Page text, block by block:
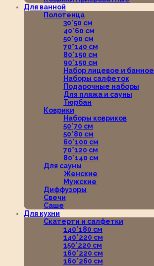
Для ванной
Полотенца
30*50 см
40*60 см
50*90 см
70*140 см
80*150 см
90*150 см
Набор лицевое и банное
Наборы салфеток
Подарочные наборы
Для пляжа и сауны
Тюрбан
Коврики
Наборы ковриков
50*70 см
50*80 см
60*100 см
70*120 см
80*140 см
Для сауны
Женские
Мужские
Диффузоры
Свечи
Саше
Для кухни
Скатерти и салфетки
140*180 см
140*220 см
150*220 см
160*220 см
160*260 см